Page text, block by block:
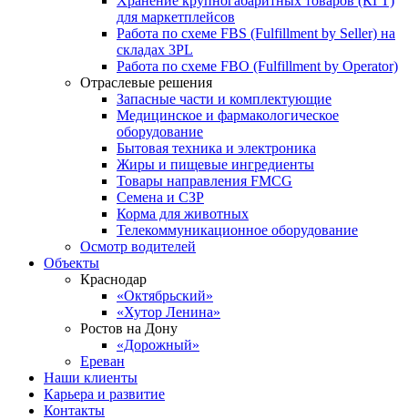
для маркетплейсов
Работа по схеме FBS (Fulfillment by Seller) на
складах 3PL
Работа по схеме FBO (Fulfillment by Operator)
Отраслевые решения
Запасные части и комплектующие
Медицинское и фармакологическое
оборудование
Бытовая техника и электроника
Жиры и пищевые ингредиенты
Товары направления FMCG
Семена и СЗР
Корма для животных
Телекоммуникационное оборудование
Осмотр водителей
Объекты
Краснодар
«Октябрьский»
«Хутор Ленина»
Ростов на Дону
«Дорожный»
Ереван
Наши клиенты
Карьера и развитие
Контакты